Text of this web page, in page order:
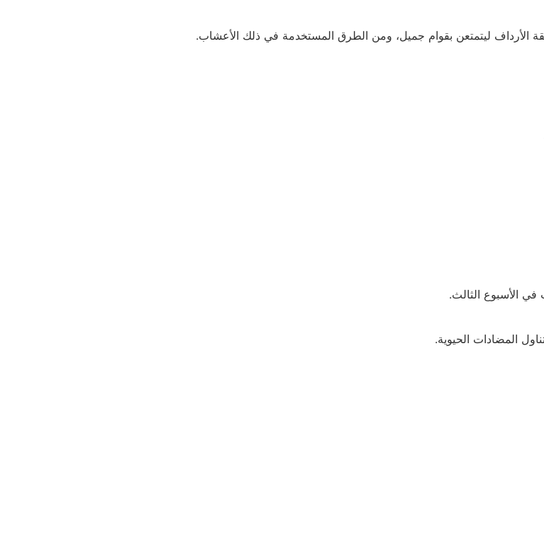
ليتمتعن بقوام جميل، ومن الطرق المستخدمة في ذلك الأعشاب.
المضادات الحيوية.